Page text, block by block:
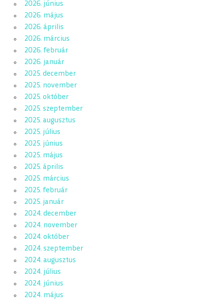
2026. június
2026. május
2026. április
2026. március
2026. február
2026. január
2025. december
2025. november
2025. október
2025. szeptember
2025. augusztus
2025. július
2025. június
2025. május
2025. április
2025. március
2025. február
2025. január
2024. december
2024. november
2024. október
2024. szeptember
2024. augusztus
2024. július
2024. június
2024. május